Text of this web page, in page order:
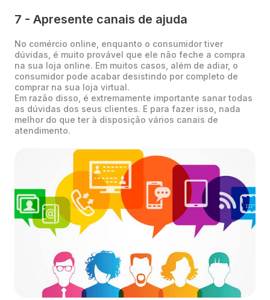
7 - Apresente canais de ajuda
No comércio online, enquanto o consumidor tiver
dúvidas, é muito provável que ele não feche a compra
na sua loja online. Em muitos casos, além de adiar, o
consumidor pode acabar desistindo por completo de
comprar na sua loja virtual.
Em razão disso, é extremamente importante sanar todas
as dúvidas dos seus clientes. E para fazer isso, nada
melhor do que ter à disposição vários canais de
atendimento.